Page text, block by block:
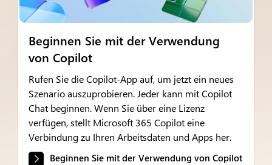
Beginnen Sie mit der Verwendung
von Copilot
Rufen Sie die Copilot-App auf, um jetzt ein neues
Szenario auszuprobieren. Jeder kann mit Copilot
Chat beginnen. Wenn Sie über eine Lizenz
verfügen, stellt Microsoft 365 Copilot eine
Verbindung zu Ihren Arbeitsdaten und Apps her.
Beginnen Sie mit der Verwendung von Copilot